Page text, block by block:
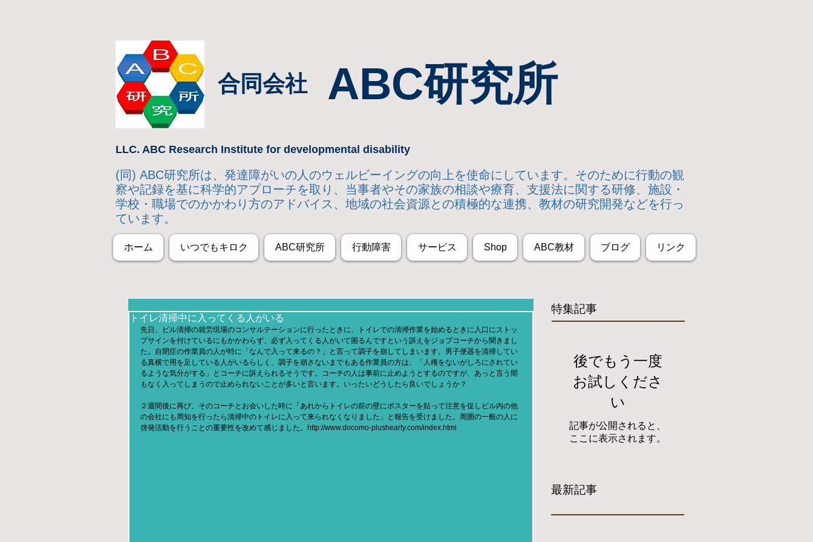
合同会社 ABC研究所
LLC. ABC Research Institute for developmental disability
(同) ABC研究所は、発達障がいの人のウェルビーイングの向上を使命にしています。そのために行動の観
察や記録を基に科学的アプローチを取り 、当事者やその家族の相談や療育、支援法に関する研修、施設・
学校・職場でのかかわり方のアドバイス、地域の社会資源との積極的な連携、教材の研究開発などを行っ
ています。
ホーム いつでもキロク ABC研究所 行動障害 サービス Shop ABC教材 ブログ リンク
トイレ清掃中に入ってくる人がいる
先日、ビル清掃の就労現場のコンサルテーションに行ったときに、トイレでの清掃作業を始めるときに入口にストッ
プサインを付けているにもかかわらず、必ず入ってくる人がいて困るんですという訴えをジョブコーチから聞きまし
た。自閉症の作業員の人が特に「なんで入って来るの？」と言って調子を崩してしまいます。男子便器を清掃してい
る真横で用を足している人がいるらしく、調子を崩さないまでもある作業員の方は、「人権をないがしろにされてい
るような気分がする」とコーチに訴えられるそうです。コーチの人は事前に止めようとするのですが、あっと言う間
もなく入ってしまうので止められないことが多いと言います。いったいどうしたら良いでしょうか？
２週間後に再び、そのコーチとお会いした時に「あれからトイレの前の壁にポスターを貼って注意を促しビル内の他
の会社にも周知を行ったら清掃中のトイレに入って来られなくなりました」と報告を受けました。周囲の一般の人に
啓発活動を行うことの重要性を改めて感じました。http://www.docomo-plushearty.com/index.html
特集記事
後でもう一度
お試しくださ
い
記事が公開されると、
ここに表示されます。
最新記事